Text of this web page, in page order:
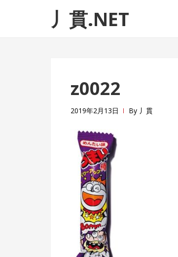
ゲ
テ丿貫.NET
z0022
2019年2月13日 By 丿貫